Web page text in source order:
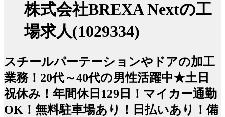
株式会社BREXA Nextの工
場求人(1029334)
スチールパーテーションやドアの加工
業務！20代～40代の男性活躍中★土日
祝休み！年間休日129日！マイカー通勤
OK！無料駐車場あり！日払いあり！備